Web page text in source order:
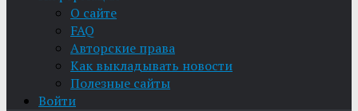
О сайте
FAQ
Авторские права
Как выкладывать новости
Полезные сайты
Войти